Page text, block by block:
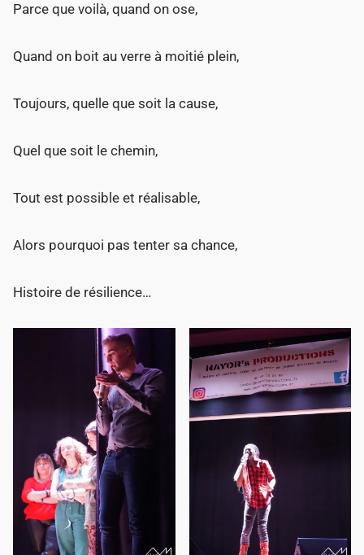
Parce que voilà, quand on ose,
Quand on boit au verre à moitié plein,
Toujours, quelle que soit la cause,
Quel que soit le chemin,
Tout est possible et réalisable,
Alors pourquoi pas tenter sa chance,
Histoire de résilience…